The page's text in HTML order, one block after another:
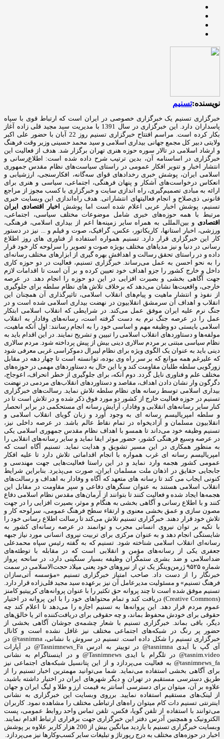
نویسنده:تسنیم
خبرگزاری تسنیم یک خبرگزاری خصوصی در ایران است که ارتباط قوی با سپاه
پاسداران دارد. این خبرگزاری در سال 1391 با مدیریت سید مجید قلی زاده آغاز
بکار کرده است. مراسم افتتاح خبرگزاری تسنیم روز 22 آبان با حضور علی اکبر
ولایتی دبیر کل مجمع جهانی بیداری اسلامی و سید محمد حسینی وزیر وقت فرهنگ
و ارشاد اسلامی در تالار سوره حوزه هنری تهران برگزار شد. هدف از فعالیت این
خبرگزاری در اساسنامه آن، بدین ترتیب شرح داده شده است: اطلاع‌رسانی و
انتشار اخبار و تنویر افکار عمومی در راستای سیاست‌های نظام مقدس جمهوری
اسلامی ایران، پوشش خبری رخدادهای قوای سه‌گانه، افکارسنجی، ارزشیابی و
انعکاس درخواست‌های آشکار و پنهان فرهنگی، اجتماعی، سیاسی و هنری برای
ارائه به مبادی تصمیم‌گیری، راه اندازی سایت و خبرگزاری با کسب مجوز از مراجع
قانونی ذی‌صلاح و انجام فعالیتهای انتشاراتی. هدف راه‌اندازی این وبسایت خبری
تسنیم، پوشش اخبار عربی اعلام شده است اما پوشش اخبار اقتصادی ایران
مرتبط با همه حوزه‌های خبری شامل موضوعات مختلف سیاسی، اجتماعی،
اقتصادی و بین‌المللی به همراه سایر زمینه‌ها اعم از بیداری اسلامی، فرهنگی،
ورزشی، اخبار استانها، کاریکاتور، عکس، گرافیک، صوت و فیلم و ... نیز در دستور
کار این خبرگزاری قرار دارد. تسنیم همواره استفاده از فناوری های روز اطلاع
رسانی در دنیا و نیز مدیاهای مختلف بویژه صوت و تصویر را سرلوحه کار خود قرار
داده و در راستای تحقق رسالت و اهدافش بهره گیری از ابزارهای مختلف رسانه‌ای
را به نحو احسن به عمل می‌رساند. خبرگزاری تسنیم، فعالیت در دو حوزه کاری
داخل و خارج کشور را جزو اهداف خود تعیین کرده و بر آن است تا اقدامات لازم
جهت آگاهی بخشی و بصیرت افزایی در این دو حوزه را انجام دهد. در عرصه
خارجی، واقعیت‌ها نشان می‌دهد که برخلاف تلاش های نظام سلطه برای جلوگیری
از نفوذ و انتشار ماهیت و پیام‌های انقلاب اسلامی، تاثیرگذاری آن همچنان این
انقلاب و اهداف آن سرمشق انقلابیون در نهضت بیداری اسلامی شده است و در
جنگ نرم علیه ایران موفق عمل می‌کند. در شرایطی که انقلاب اسلامی ابتکار
عمل را در عرصه جنگ نرم به دست گرفته است، رسانه‌های وفادار به انقلاب
اسلامی بایستی دو وظیفه مهم و اساسی خود را به انجام رسانند: اول آنکه ماهیت،
مولفه‌ها و دستاوردهای انقلاب اسلامی را تبیین و تشریح نمایند. در این اقدام باید به
نظام سیاسی مبتنی بر مردم سالاری دینی بیش از پیش پرداخته شود. مردم سالاری
دینی باید به عنوان یک الگوی ویژه برای نظام لیبرال دموکراسی غربی معرفی شود
که علیرغم همه موانع که بر سر راه وی بوده، توانسته است تا چهار دهه در مقابل
زورگویی سلطه طلبان مقاومت کند و با این حال به دستاوردهای مهمی در حوزه‌های
مختلف علم و فناوری نایل گردد. دوم آنکه، برای جلوگیری از خطر انحراف، اعوجاج،
دگرگون وار نشان دادن اهداف، مقاصد و دستاوردهای انقلاب‌های مردمی در نهضت
بیداری اسلامی توسط رسانه های نظام سلطه تلاش نماید. رسالت‌های خبرگزاری
تسنیم در حوزه فعالیت خارج از کشور دو مورد فوق ذکر شده و در تلاش است تا در
کنار سایر رسانه‌های انقلابی و وفادار، آرایش رسانه ای مستحکمی در برابر انحصار
و سلطه امپریالیسم رسانه ای به وجود آورد و زبان گویای انقلاب اسلامی و
انقلابیون مسلمان و آزادیخواه در تمام نقاط عالم باشد. در عرصه داخلی نیز،
تسنیم وظیفه خود می‌داند تا همسو با اهداف نظام مقدس جمهوری اسلامی یکی
در عرصه وسیع فرهنگی کشور، حضور موثر ایفا نماید و سایر رسانه‌های انقلابی را
به منظور همکاری در این مسیر تشویق و هدایت نماید. تسنیم آگاه است که
امپریالیسم رسانه ای غرب همواره با انجام اقداماتی تلاش دارد تا علیه افکار
عمومی کشور هجمه وارد نماید و در این راستا فعالیت‌هایی جهت مهندسی و
جابجایی حقایق در اذهان ملت مسلمان ایران، صورت می‌پذیرد. بنابراین شرایط
کنونی ایجاب می کند تا رسانه های متعهد که آگاه و وفادار به اهداف و رسالت‌های
انقلاب اسلامی هستند به عنوان سنگرهای دفاعی و سپر مقاومت در مقابل این
هجمه‌ها ایجاد شده و فعالیت کنند تا بتوانند از آرمان‌های مقدس نظام اسلامی دفاع
کنند و با اطلاع رسانی و آگاهی بخشی به هنگام و موثر، بصیرت افزایی را در جهت
مصون سازی و عمق بخشی معنوی و ارتقاء سطح فرهنگ عمومی، سرلوحه کار و
تلاش خود قرار دهند. خبرگزاری تسنیم تلاش می‌کند تا رسالت اطلاع رسانی خود را
با تکیه بر توان نیروی انسانی مجرب و توانمند در عرصه رسانه‌ای کشور به
شایستگی انجام دهد و به عنوان مرکزی برای تربیت نیروی انسانی مورد نیاز جبهه
رسانه‌ای انقلاب اسلامی شناخته شود. تسنیم که به گفته رئیس سپاه محمدعلی
جعفری یکی از رسانه‌های مؤمن و انقلابی است که در مقابله با توطئه‌های
ضداسلامی و ضد بشری ستمگران وظیفه بسیار سنگینی دارد، در سانحه پرواز
شماره ۹۵۲۵ ژرمن‌وینگز یک تن از نیروهای خود یعنی میلاد حجت‌الاسلامی در سمت
خبرنگار را از دست داد. صاحب امتیاز خبرگزاری تسنیم «مؤسسه آتی‌سازان
فرهنگ تسنیم» و مسئولیت مدیرعامل آن نیز برعهده سید مجید قلی‌زاده‌ قرار دارد.
تسنیم موفق شده است تا چند پروانه حق تکثیر را با عنوان پروانه‌های کرییتیو کامنز
(Creative Commons) دریافت کند و تمام محتواهای خود را با این پروانه در اختیار
عموم مردم قرار دهد. این پروانه‌ها به تسنیم اجازه را می‌دهد تا اعلام کند چه
حقوقی برای خودش محفوظ بماند، و چه حقوقی برای دریافت‌کننده اثر یا خالق‌های
دیگر، باقی بماند. خبرگزاری تسنیم با شعار چشمه‌ی جوشان آگاهی بخشی از
حضور پر رنگ در شبکه‌های اجتماعی مختلف نیز غافل نشده است و کانال
خبرگزاری تسنیم را شکل داده است. تسنیم در سروش با نشانی، tasnimna@ در
آی گپ با آیدی tasnimna@ در توییتر به ادرس Tasnimnews_Fa@ در آپارات
tasnim.video@ در تلگرام با ایدی Tasnimnews@ و در اینستاگرام به نشانی
tasnimnews_fa@ به فعالیت می‌پردازد و از این پتانسیل شبکه‌های اجتماعی نیز
برای آگاهی بخشی استفاده می‌نماید. شما می‌توانید مهمترین اخبار تسنیم را از
طریق دسترسی مستقیم در تهران و دیگر شهرهای ایران در اختیار داشته باشید،
علاوه بر آن، میتوان برای دسترسی آسانتر به قیمت ارز و طلا و لیگ ایران و جهان
از لینک‌های مستقیم استفاده نمایید. برروی وبسایت این خبرگزاری به نشانی
اینترنتی تسنیم دات کام میتوان راه‌های ارتباطی مختلف را مشاهده نمود. کاربران
می‌توانند با استفاده از تلفن گویا، فکس، تلفن تماس واحد روابط عمومی، پست
الکترونیک و همچنین آدرس دفتر این خبرگزاری جهت برقراری ارتباط اقدام نمایند.
وبسایت خبرگزاری تسنیم با بازدید میانگین بیش از 200 هزار کاربر علاوه بر پوشش
اخبار در حوزه‌های مختلف به درج رپورتاژ و تبلیغات سایر کسب‌وکارها نیز می‌پردازد.